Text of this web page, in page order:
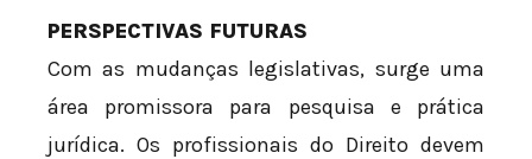
PERSPECTIVAS FUTURAS
Com as mudanças legislativas, surge uma
área promissora para pesquisa e prática
jurídica. Os profissionais do Direito devem